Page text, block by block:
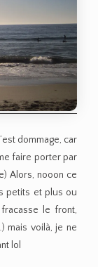
dommage, car
faire porter par
Alors, nooon ce
petits et plus ou
le front,
mais voilà, je ne
lol